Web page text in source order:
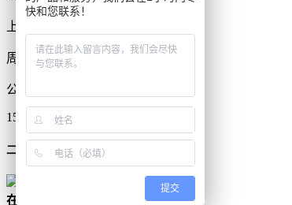
上班时间
周一到周五
公司电话
159-6325-3782
二维码
在
快和您联系！
提交